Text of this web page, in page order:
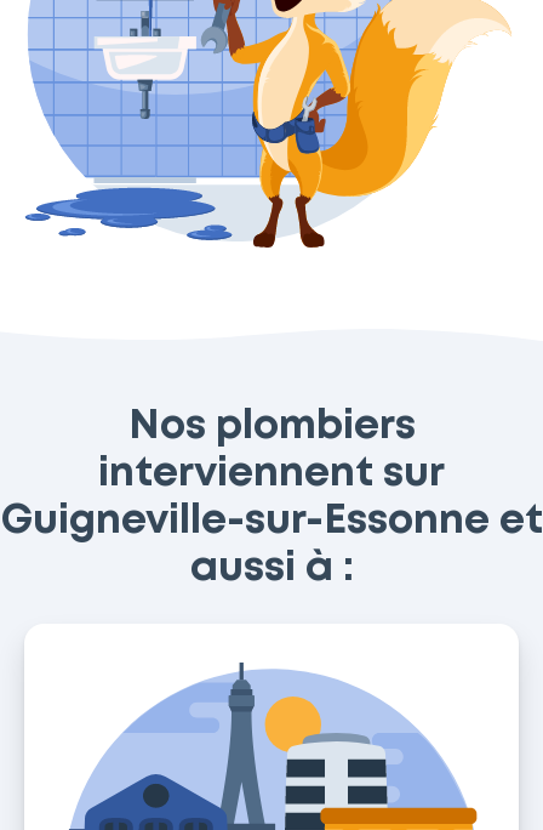
Nos plombiers
interviennent sur
Guigneville-sur-Essonne et
aussi à :